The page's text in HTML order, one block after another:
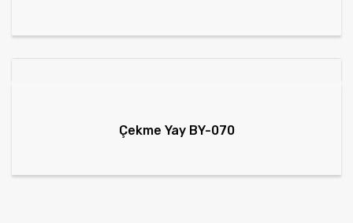
Çekme Yay BY-070